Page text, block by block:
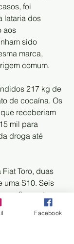
foi
lataria dos
aos
sido
marca,
comum.
217 kg de
de cocaína. Os
receberiam
mil para
droga até
Toro, duas
uma S10. Seis
em flagrante por
Facebook